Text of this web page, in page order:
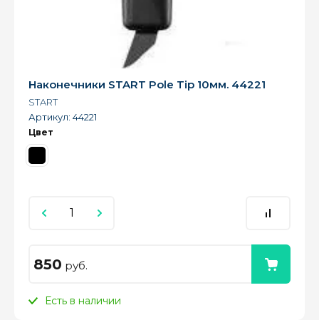
Наконечники START Pole Tip 10мм. 44221
START
Артикул: 44221
Цвет
850 руб.
Есть в наличии